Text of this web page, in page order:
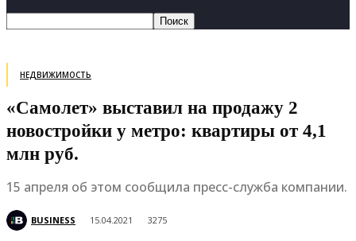
НЕДВИЖИМОСТЬ
«Самолет» выставил на продажу 2
новостройки у метро: квартиры от 4,1
млн руб.
15 апреля об этом сообщила пресс-служба компании.
BUSINESS 15.04.2021 3275